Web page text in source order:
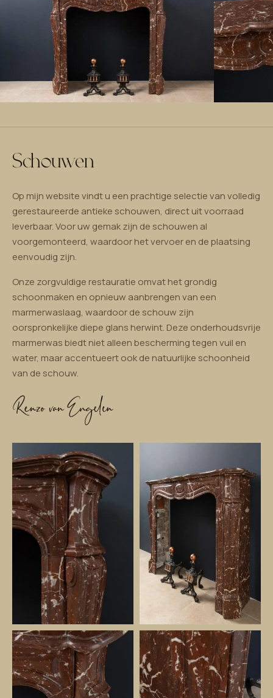
Schouwen
Op mijn website vindt u een prachtige selectie van volledig
gerestaureerde antieke schouwen, direct uit voorraad
leverbaar. Voor uw gemak zijn de schouwen al
voorgemonteerd, waardoor het vervoer en de plaatsing
eenvoudig zijn.
Onze zorgvuldige restauratie omvat het grondig
schoonmaken en opnieuw aanbrengen van een
marmerwaslaag, waardoor de schouw zijn
oorspronkelijke diepe glans herwint. Deze onderhoudsvrije
marmerwas biedt niet alleen bescherming tegen vuil en
water, maar accentueert ook de natuurlijke schoonheid
van de schouw.